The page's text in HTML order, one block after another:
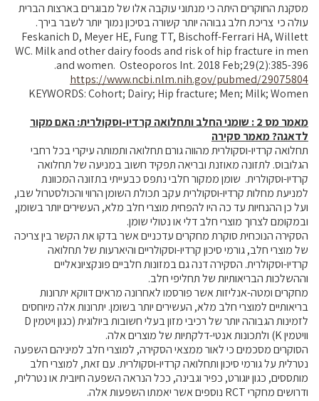
חלב וספורט
מיתוסים נפוצים
אתר מקצועי לאנשי המקצוע
מאמרים על חלב
מידעונים
מחקרים
מתכונים
מסקנת החוקרים היתה כי מנתוני עוקבה אלו של מבוגרים בארצות הברית
עולה כי צריכת חלב גבוהה יותר קשורה בסיכון נמוך יותר לשבר בירך.
Feskanich D, Meyer HE, Fung TT, Bischoff-Ferrari HA, Willett
WC. Milk and other dairy foods and risk of hip fracture in men
and women. Osteoporos Int. 2018 Feb;29(2):385-396.
https://www.ncbi.nlm.nih.gov/pubmed/29075804
KEYWORDS: Cohort; Dairy; Hip fracture; Men; Milk; Women
מאמר מס 2 : שומני החלב ותחלואה קרדיו-וסקולרית: האם מקור
לדאגה? מאמר סקירה
תחלואה קרדיו-וסקולרית מהווה גורם תחלואה ותמותה עיקרי בכל רחבי
הגלובוס. לתזונה מאוזנת ובריאה תפקיד חשוב במניעה של תחלואה
קרדיו-וסקולרית. שומן ממקור חלבי נתפס כבעייתי בתזונה המכוונת
למניעת מחלות קרדיו-וסקולרית עקב תכולת השומן הרווי והכולסטרול שבו,
ועל כן ההנחיות עד כה היו להפחית מוצרי חלב מלא, העשירים יותר בשומן,
ובמקומם לצרוך מוצרי חלב דלי או נטולי שומן.
הסקירה הנוכחית סוקרת מחקרים עדכניים אשר בדקו את הקשר בין צריכה
של מוצרי חלב, גורמי סיכון קרדיו-וסקולריים והיארעות של תחלואה
קרדיו-וסקולרית. הסקירה דנה גם במזונות חלביים פונקציונאליים
וההשלכות הבריאותיות של תחליפי חלב.
מחקרים ומטה-אנליזות אשר פורסמו לאחרונה מראים דווקא יתרונות
בריאותיים למוצרי חלב מלא, העשירים יותר בשומן. יתרונות אלה מיוחסים
לזמינות הגבוהה יותר של רכיבי מזון בעלי חשובות ביולוגית (כגון ויטמין D
וויטמין K) ולתכונות אנטי-דלקתיות של מוצרים אלה.
הסוקרים מסכמים כי לאור ממצאי הסקירה, למוצרי חלב למיניהם השפעה
נטרלית על גורמי סיכון ותחלואה קרדיו-וסקולרית. עם זאת, למוצרי חלב
מותססים, כגון יוגורט, כפיר וגבינה, ככל הנראה השפעה חיובית או נטרלית,
ודרושים מחקרי RCT נוספים אשר יאמתו השפעות אלה.